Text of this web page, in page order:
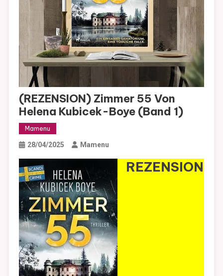
(REZENSION) Zimmer 55 Von
Helena Kubicek-Boye (Band 1)
Mamenu
28/04/2025 Mamenu
REZENSION